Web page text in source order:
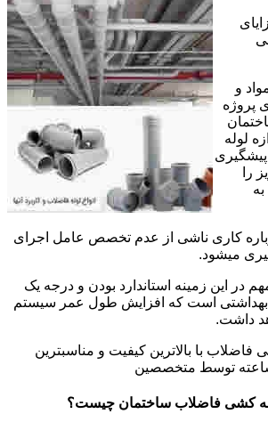
و
پروژه
لوله
پیشگیری
را
کاری ناشی از عدم تخصص عامل اجرای
میشود.
در این زمینه استاندارد بودن و درجه یک
بهداشتی است که افزایش طول عمر سیستم
داشت.
با بالاترین کیفیت و مناسبترین
کشی فاضلاب ساختمان چیست؟